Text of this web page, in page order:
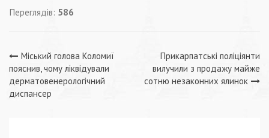
Переглядів: 586
Навігація
записів
Міський голова Коломиї
пояснив, чому ліквідували
дерматовенерологічний
диспансер
Прикарпатські поліціянти
вилучили з продажу майже
сотню незаконних ялинок